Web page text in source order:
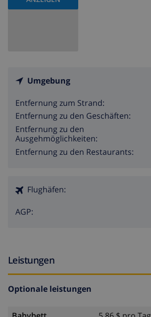
Umgebung
Entfernung zum Strand:
Entfernung zu den Geschäften:
Entfernung zu den
Ausgehmöglichkeiten:
Entfernung zu den Restaurants:
Flughäfen:
AGP:
Leistungen
Optionale leistungen